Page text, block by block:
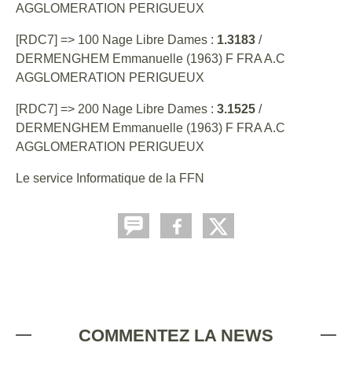
AGGLOMERATION PERIGUEUX
[RDC7] => 100 Nage Libre Dames : 1.3183 /
DERMENGHEM Emmanuelle (1963) F FRA A.C
AGGLOMERATION PERIGUEUX
[RDC7] => 200 Nage Libre Dames : 3.1525 /
DERMENGHEM Emmanuelle (1963) F FRA A.C
AGGLOMERATION PERIGUEUX
Le service Informatique de la FFN
COMMENTEZ LA NEWS